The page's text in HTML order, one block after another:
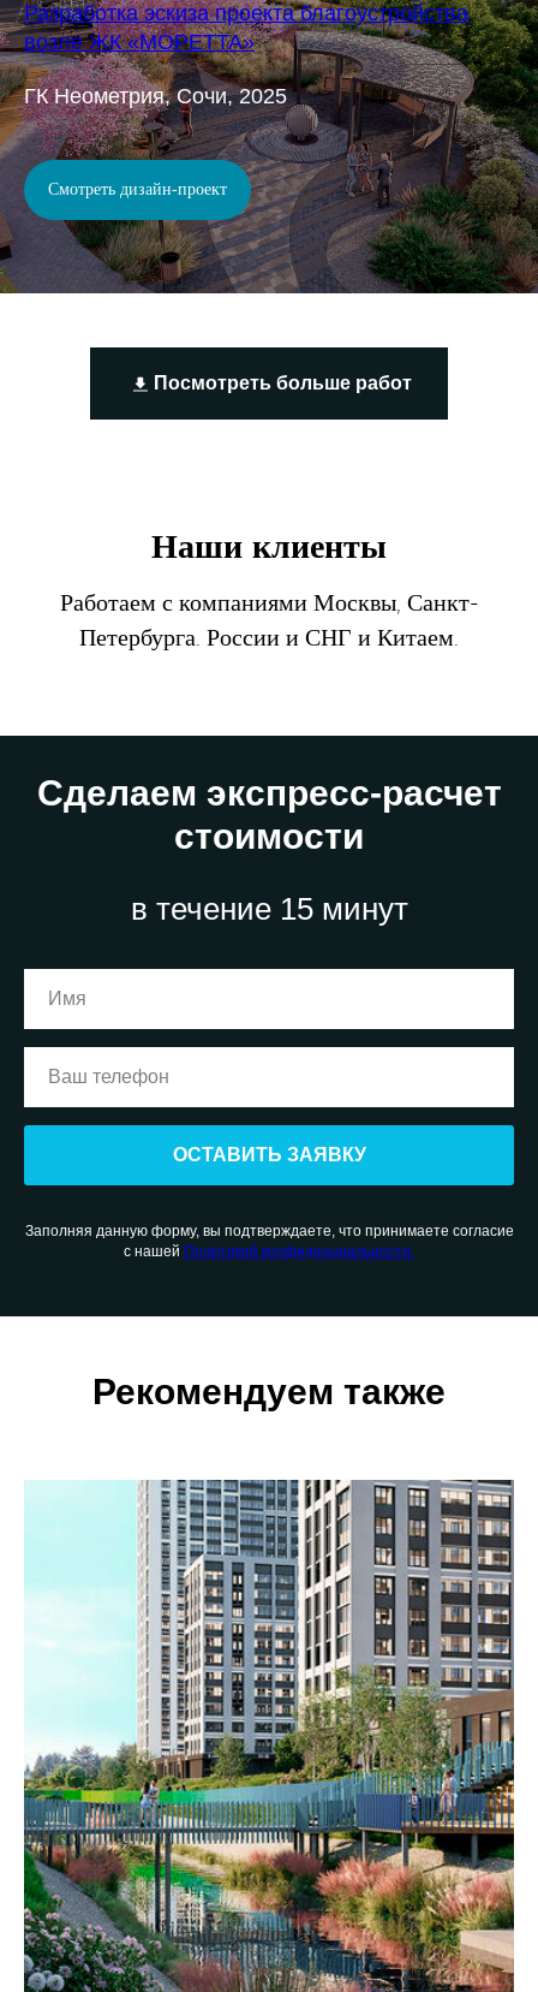
Разработка эскиза проекта благоустройства
возле ЖК «МОРЕТТА»
ГК Неометрия, Сочи, 2025
Смотреть дизайн-проект
Посмотреть больше работ
Наши клиенты
Работаем с компаниями Москвы, Санкт-
Петербурга. России и СНГ и Китаем.
Сделаем экспресс-расчет
стоимости
в течение 15 минут
ОСТАВИТЬ ЗАЯВКУ
Заполняя данную форму, вы подтверждаете, что принимаете согласие
с нашей Политикой конфиденциальности.
Рекомендуем также